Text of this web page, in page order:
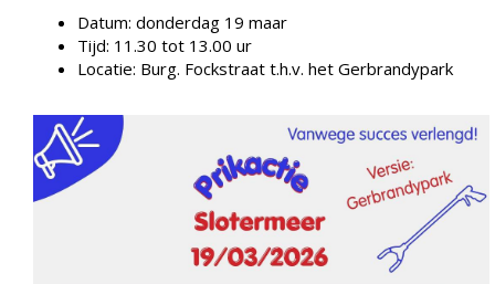
Datum: donderdag 19 maar
Tijd: 11.30 tot 13.00 ur
Locatie: Burg. Fockstraat t.h.v. het Gerbrandypark